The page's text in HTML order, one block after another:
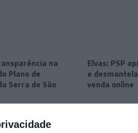
na
Plano de
Serra de São
Elvas: PSP
e
venda online